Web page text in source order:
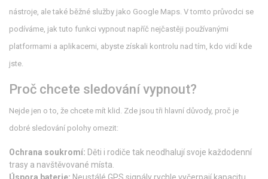
nástroje, ale také běžné služby jako Google Maps. V tomto průvodci se
podíváme, jak tuto funkci vypnout napříč nejčastěji používanými
platformami a aplikacemi, abyste získali kontrolu nad tím, kdo vidí kde
jste.
Proč chcete sledování vypnout?
Nejde jen o to, že chcete mít klid. Zde jsou tři hlavní důvody, proč je
dobré sledování polohy omezit:
Ochrana soukromí: Děti i rodiče tak neodhalují svoje každodenní
trasy a navštěvované místa.